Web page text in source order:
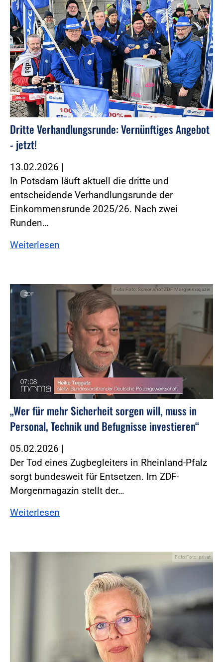
Dritte Verhandlungsrunde: Vernünftiges Angebot
- jetzt!
13.02.2026 |
In Potsdam läuft aktuell die dritte und
entscheidende Verhandlungsrunde der
Einkommensrunde 2025/26. Nach zwei
Runden…
Weiterlesen
Foto:Foto: Screenshot ZDF Morgenmagazin
„Wer für mehr Sicherheit sorgen will, muss in
Personal, Technik und Befugnisse investieren“
05.02.2026 |
Der Tod eines Zugbegleiters in Rheinland-Pfalz
sorgt bundesweit für Entsetzen. Im ZDF-
Morgenmagazin stellt der…
Weiterlesen
Foto:Foto: privat